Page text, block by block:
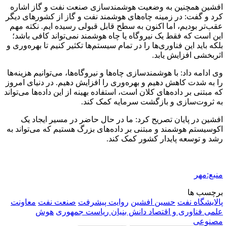
افشین همچنین به وضعیت هوشمندسازی صنعت نفت و گاز اشاره
کرد و گفت: در زمینه چاه‌های هوشمند نفت و گاز از کشورهای دیگر
عقب‌تر بودیم، اما اکنون به سطح قابل قبولی رسیده ایم. نکته مهم
این است که فقط یک نیروگاه یا چاه هوشمند نمی‌تواند کافی باشد؛
بلکه باید این فناوری‌ها را در تمام سیستم‌ها تکثیر کنیم تا بهره‌وری و
اثربخشی افزایش یابد.
وی ادامه داد: با هوشمندسازی چاه‌ها و نیروگاه‌ها، می‌توانیم هزینه‌ها
را به شدت کاهش دهیم و بهره‌وری را افزایش دهیم. در دنیای امروز
که مبتنی بر داده‌های کلان است، استفاده بهینه از این داده‌ها می‌تواند
به ثروت‌سازی و بازگشت سرمایه کمک کند.
افشین در پایان تصریح کرد: ما در حال حاضر در مسیر ایجاد یک
اکوسیستم هوشمند و مبتنی بر داده‌های بزرگ هستیم که می‌تواند به
رشد و توسعه پایدار کشور کمک کند.
منبع:مهر
برچسب ها
پالایشگاه نفت حسین افشین روایت پیشرفت صنعت نفت معاونت
علمی فناوری و اقتصاد دانش بنیان ریاست جمهوری هوش
مصنوعی